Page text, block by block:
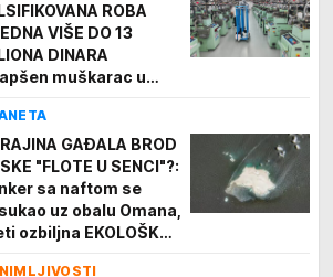
ROBA
VIŠE DO 13
DINARA
muškarac u
GAĐALA BROD
"FLOTE U SENCI"?:
sa naftom se
uz obalu Omana,
ozbiljna EKOLOŠKA